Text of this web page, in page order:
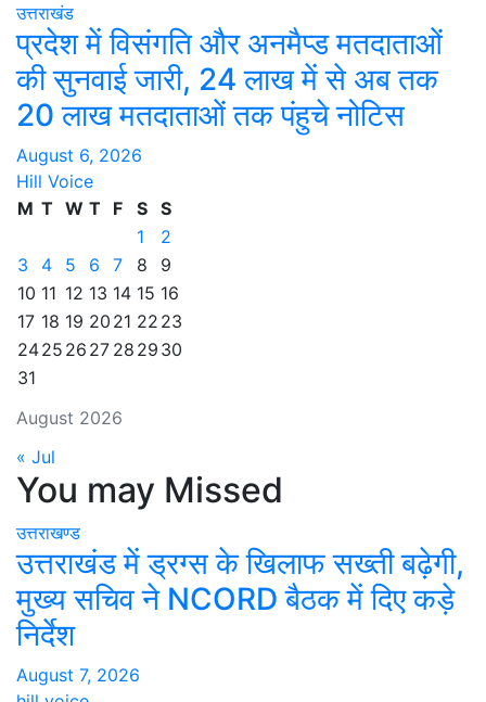
उत्तराखंड
प्रदेश में विसंगति और अनमैप्ड मतदाताओं
की सुनवाई जारी, 24 लाख में से अब तक
20 लाख मतदाताओं तक पंहुचे नोटिस
August 6, 2026
Hill Voice
August 2026
M T W T F S S
1
2
3
4 5 6 7 8
9
10 11 12 13 14 15 16
17 18 19 20 21 22 23
2425 26 27 28 29 30
31
« Jul
You may Missed
उत्तराखण्ड
उत्तराखंड में ड्रग्स के खिलाफ सख्ती बढ़ेगी,
मुख्य सचिव ने NCORD बैठक में दिए कड़े
निर्देश
August 7, 2026